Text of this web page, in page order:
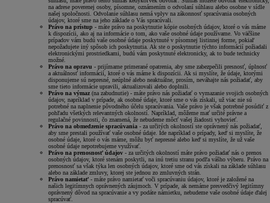
na adrese poverenej osoby, písomne, oznámením o odvolaní súhlasu alebo osobne v sídle
našej spoločnosti. Odvolanie súhlasu nemá vplyv na zákonnosť spracúvania osobných
údajov, ktoré sme na jeho základe o Vás spracúvali.
Právo na prístup - máte právo na poskytnutie kópie osobných údajov, ktoré o vás máme
k dispozícii, ako aj na informácie o tom, ako vaše osobné údaje používame. Vo väčšine
prípadov vám budú vaše osobné údaje poskytnuté v písomnej listinnej forme, pokiaľ
nepožadujete iný spôsob ich poskytnutia. Ak ste o poskytnutie týchto informácií požiadali
elektronickými prostriedkami, budú vám poskytnuté elektronicky, ak to bude technicky
možné.
Právo na opravu - prijímame primerané opatrenia, aby sme zabezpečili presnosť, úplnosť
a aktuálnosť informácií, ktoré o vás máme k dispozícii. Ak si myslíte, že údaje, ktorými
disponujeme sú nepresné, neúplné alebo neaktuálne, prosím, neváhajte nás požiadať, aby
sme tieto informácie upravili, aktualizovali alebo doplnili.
Právo na výmaz (na zabudnutie) - máte právo nás požiadať o vymazanie svojich osobných
údajov, napríklad v prípade, ak osobné údaje, ktoré sme o vás získali, už viac nie sú
potrebné na naplnenie pôvodného účelu spracúvania. Vaše právo je však potrebné posúdiť z
pohľadu všetkých relevantných okolností. Napríklad, môžeme mať určité právne a
regulačné povinnosti, čo znamená, že nebudeme môcť vašej žiadosti vyhovieť.
Právo na obmedzenie spracúvania - za určitých okolností ste oprávnený nás požiadať,
aby sme prestali používať vaše osobné údaje. Ide napríklad o prípady, keď si myslíte, že
osobné údaje, ktoré o vás máme, môžu byť nepresné alebo keď si myslíte, že už vaše
osobné údaje nepotrebujeme využívať.
Právo na prenosnosť údajov - za určitých okolností máte právo požiadať nás o prenos
osobných údajov, ktoré stenám poskytli, na inú tretiu stranu podľa vášho výberu. Právo na
prenosnosť sa však týka len osobných údajov, ktoré sme od vás získali na základe súhlasu
alebo na základe zmluvy, ktorej ste jednou zo zmluvných strán.
Právo namietať - máte právo namietať voči spracúvaniu údajov, ktoré je založené na
našich legitímnych oprávnených záujmoch. V prípade, ak nemáme presvedčivý legitímny
oprávnený dôvod na spracúvanie a vy podáte námietku, nebudeme vaše osobné údaje ďalej
spracúvať.